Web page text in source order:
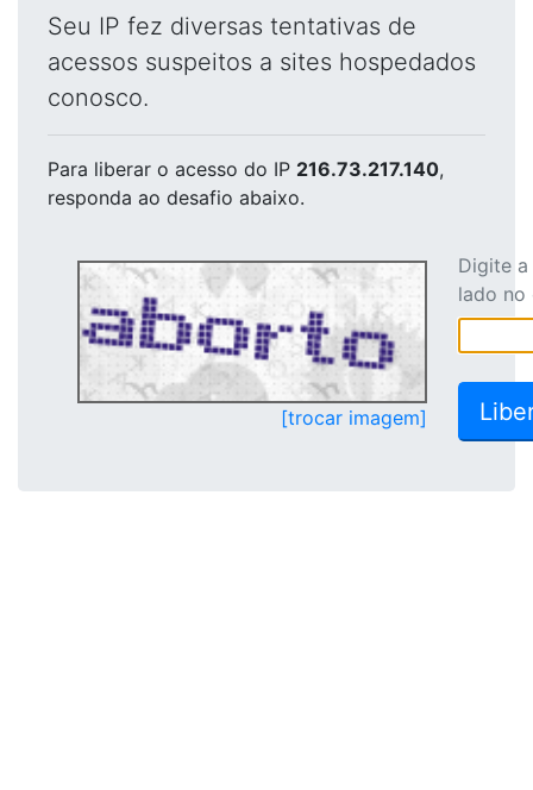
Seu IP fez diversas tentativas de
acessos suspeitos a sites hospedados
conosco.
Para liberar o acesso do IP 216.73.217.140,
responda ao desafio abaixo.
[trocar imagem]
Digite
lado no